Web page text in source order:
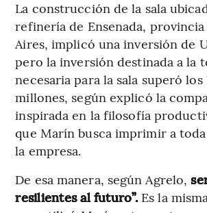
La construcción de la sala
refinería de Ensenada,
Aires, implicó una inversión de
pero la inversión destinada a la
necesaria para la sala superó los
millones, según explicó la
inspirada en la filosofía
que Marín busca imprimir a
la empresa.
De esa manera, según Agrelo,
resilientes al futuro”. Es la